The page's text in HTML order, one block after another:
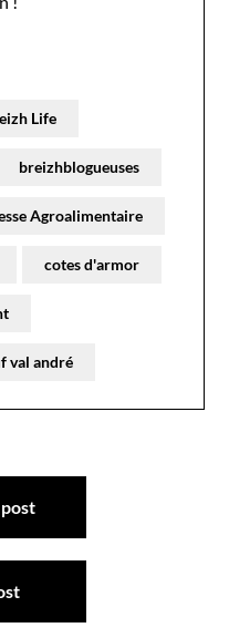
Life
breizhblogueuses
Agroalimentaire
cotes d'armor
val andré